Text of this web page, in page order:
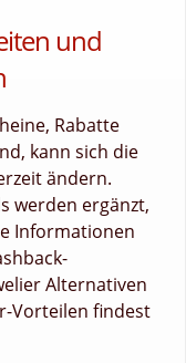
und
Rabatte
kann sich die
ändern.
werden ergänzt,
Informationen
Alternativen
Vorteilen findest